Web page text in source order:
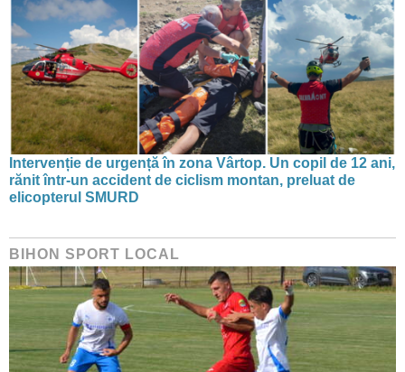
Intervenție de urgență în zona Vârtop. Un copil de 12 ani,
rănit într-un accident de ciclism montan, preluat de
elicopterul SMURD
BIHON SPORT LOCAL